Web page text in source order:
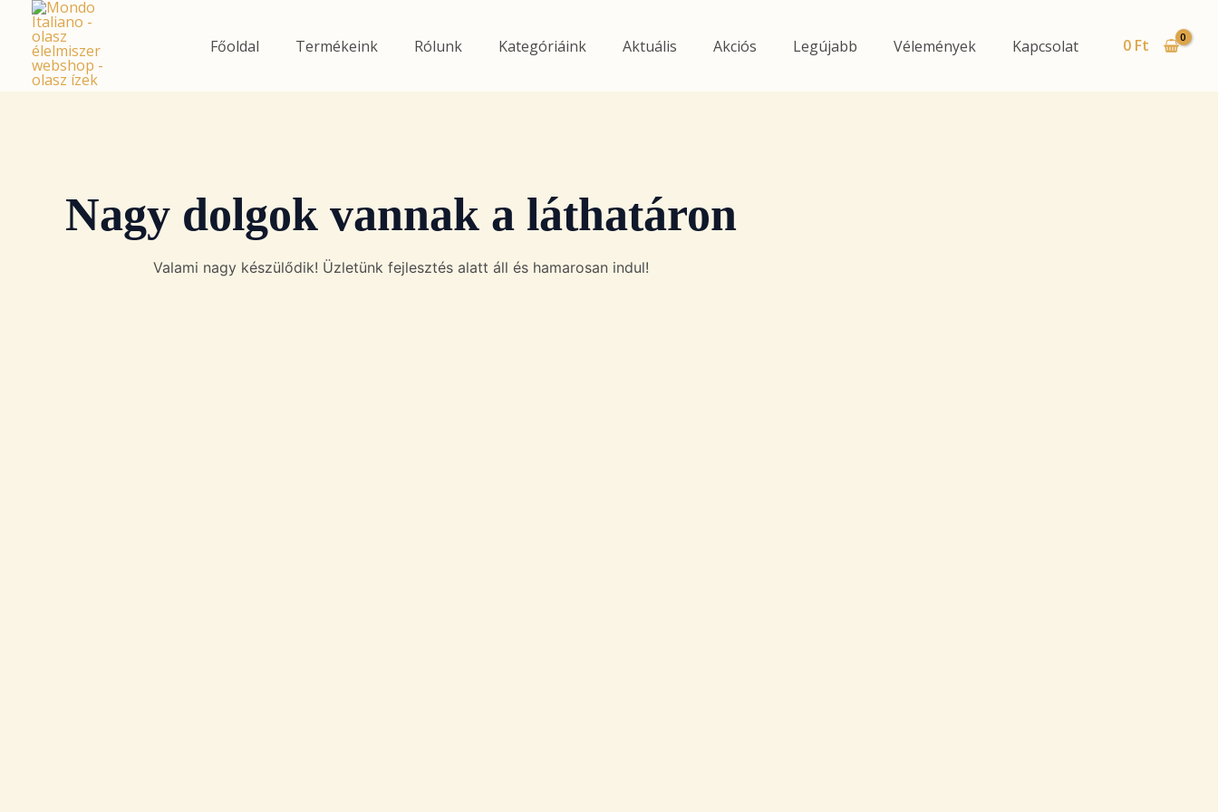
content
Főoldal Termékeink Rólunk Kategóriáink Aktuális Akciós Legújabb Vélemények Kapcsolat 0 Ft
Nagy dolgok vannak a láthatáron
Valami nagy készülődik! Üzletünk fejlesztés alatt áll és hamarosan indul!